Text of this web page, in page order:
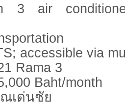
3 air
accessible via
Rama 3
Baht/month
เด่นชัย